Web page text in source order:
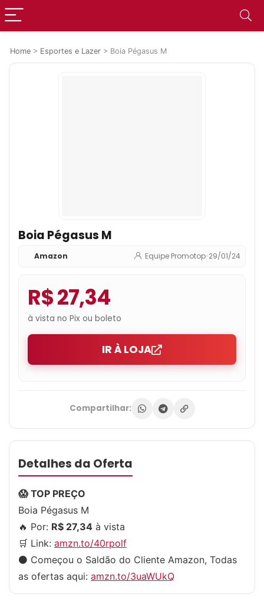
Home > Esportes e Lazer > Boia Pégasus M
Boia Pégasus M
Amazon Equipe Promotop•29/01/24
R$ 27,34
à vista no Pix ou boleto
IR À LOJA
Compartilhar:
Detalhes da Oferta
😱 TOP PREÇO
Boia Pégasus M
🔥 Por: R$ 27,34 à vista
🛒 Link: amzn.to/40rpolf
⚫️ Começou o Saldão do Cliente Amazon, Todas
as ofertas aqui: amzn.to/3uaWUkQ